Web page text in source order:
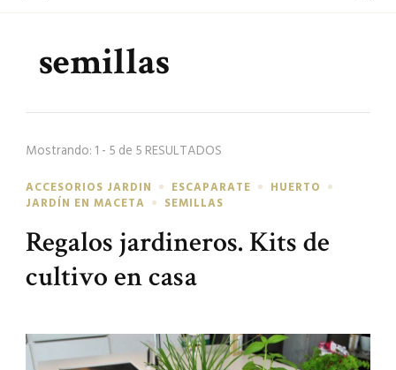
semillas
Mostrando: 1 - 5 de 5 RESULTADOS
ACCESORIOS JARDIN ESCAPARATE
HUERTO
JARDÍN EN MACETA
SEMILLAS
Regalos jardineros. Kits de
cultivo en casa